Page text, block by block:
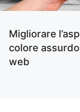
Migliorare
colore
web